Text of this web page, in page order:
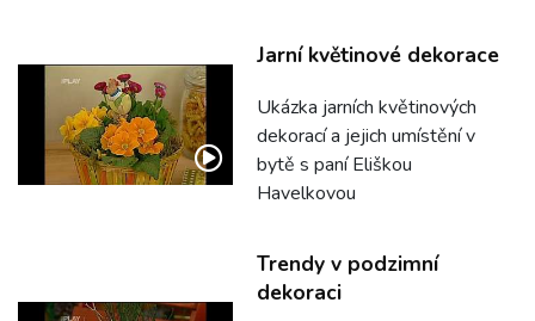
Jarní květinové dekorace
Ukázka jarních květinových
dekorací a jejich umístění v
bytě s paní Eliškou
Havelkovou
Trendy v podzimní
dekoraci